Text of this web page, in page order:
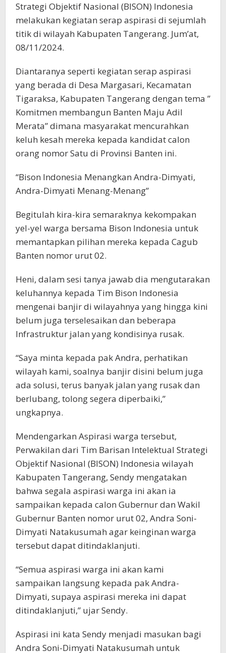
Strategi Objektif Nasional (BISON) Indonesia
melakukan kegiatan serap aspirasi di sejumlah
titik di wilayah Kabupaten Tangerang. Jum’at,
08/11/2024.
Diantaranya seperti kegiatan serap aspirasi
yang berada di Desa Margasari, Kecamatan
Tigaraksa, Kabupaten Tangerang dengan tema ”
Komitmen membangun Banten Maju Adil
Merata” dimana masyarakat mencurahkan
keluh kesah mereka kepada kandidat calon
orang nomor Satu di Provinsi Banten ini.
“Bison Indonesia Menangkan Andra-Dimyati,
Andra-Dimyati Menang-Menang”
Begitulah kira-kira semaraknya kekompakan
yel-yel warga bersama Bison Indonesia untuk
memantapkan pilihan mereka kepada Cagub
Banten nomor urut 02.
Heni, dalam sesi tanya jawab dia mengutarakan
keluhannya kepada Tim Bison Indonesia
mengenai banjir di wilayahnya yang hingga kini
belum juga terselesaikan dan beberapa
Infrastruktur jalan yang kondisinya rusak.
“Saya minta kepada pak Andra, perhatikan
wilayah kami, soalnya banjir disini belum juga
ada solusi, terus banyak jalan yang rusak dan
berlubang, tolong segera diperbaiki,”
ungkapnya.
Mendengarkan Aspirasi warga tersebut,
Perwakilan dari Tim Barisan Intelektual Strategi
Objektif Nasional (BISON) Indonesia wilayah
Kabupaten Tangerang, Sendy mengatakan
bahwa segala aspirasi warga ini akan ia
sampaikan kepada calon Gubernur dan Wakil
Gubernur Banten nomor urut 02, Andra Soni-
Dimyati Natakusumah agar keinginan warga
tersebut dapat ditindaklanjuti.
“Semua aspirasi warga ini akan kami
sampaikan langsung kepada pak Andra-
Dimyati, supaya aspirasi mereka ini dapat
ditindaklanjuti,” ujar Sendy.
Aspirasi ini kata Sendy menjadi masukan bagi
Andra Soni-Dimyati Natakusumah untuk